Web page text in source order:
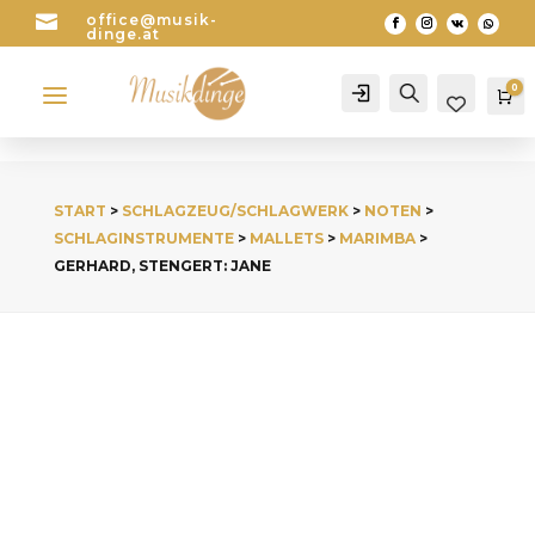

office@musik-
dinge.at
a Account Search 0
START > SCHLAGZEUG/SCHLAGWERK> NOTEN >
SCHLAGINSTRUMENTE> MALLETS> MARIMBA>
GERHARD, STENGERT: JANE